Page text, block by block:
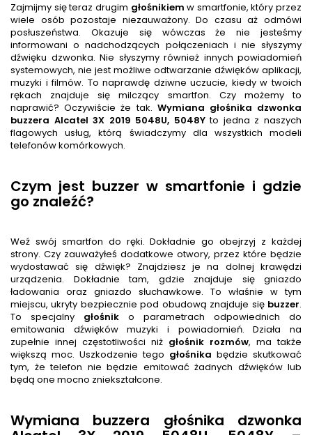
Zajmijmy się teraz drugim głośnikiem w smartfonie, który przez
wiele osób pozostaje niezauważony. Do czasu aż odmówi
posłuszeństwa. Okazuje się wówczas że nie jesteśmy
informowani o nadchodzących połączeniach i nie słyszymy
dźwięku dzwonka. Nie słyszymy również innych powiadomień
systemowych, nie jest możliwe odtwarzanie dźwięków aplikacji,
muzyki i filmów. To naprawdę dziwne uczucie, kiedy w twoich
rękach znajduje się milczący smartfon. Czy możemy to
naprawić? Oczywiście że tak. Wymiana głośnika dzwonka
buzzera Alcatel 3X 2019 5048U, 5048Yto jedna z naszych
flagowych usług, którą świadczymy dla wszystkich modeli
telefonów komórkowych.
Czym jest buzzer w smartfonie i gdzie
go znaleźć?
Weź swój smartfon do ręki. Dokładnie go obejrzyj z każdej
strony. Czy zauważyłeś dodatkowe otwory, przez które będzie
wydostawać się dźwięk? Znajdziesz je na dolnej krawędzi
urządzenia. Dokładnie tam, gdzie znajduje się gniazdo
ładowania oraz gniazdo słuchawkowe. To właśnie w tym
miejscu, ukryty bezpiecznie pod obudową znajduje się buzzer.
To specjalny głośnik o parametrach odpowiednich do
emitowania dźwięków muzyki i powiadomień. Działa na
zupełnie innej częstotliwości niż głośnik rozmów, ma także
większą moc. Uszkodzenie tego głośnika będzie skutkować
tym, że telefon nie będzie emitować żadnych dźwięków lub
będą one mocno zniekształcone.
Wymiana buzzera głośnika dzwonka